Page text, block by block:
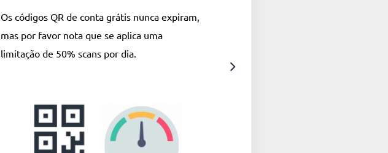
Os códigos QR de conta grátis nunca expiram,
mas por favor nota que se aplica uma
limitação de 50% scans por dia.